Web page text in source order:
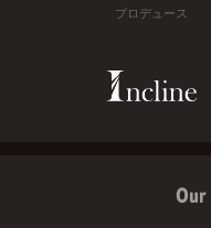
プロデュース